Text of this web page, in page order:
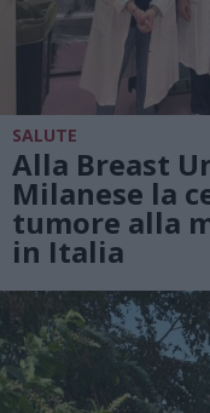
SALUTE
Alla Breast
Milanese la
tumore alla
in Italia